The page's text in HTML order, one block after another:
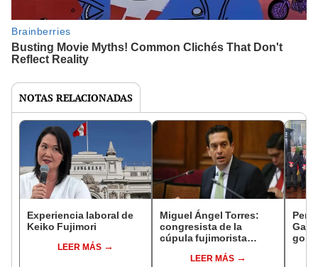
NOTAS RELACIONADAS
Experiencia laboral de
Keiko Fujimori
LEER MÁS
Miguel Ángel Torres:
congresista de la
cúpula fujimorista
del SenadoLEER MÁS